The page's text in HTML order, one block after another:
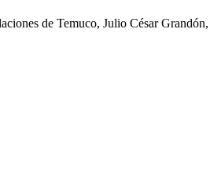
de Temuco, Julio César